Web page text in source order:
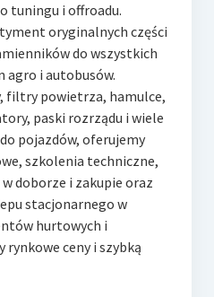
tuningu i offroadu.
oryginalnych części
do wszystkich
agro i autobusów.
filtry powietrza, hamulce,
paski rozrządu i wiele
pojazdów, oferujemy
szkolenia techniczne,
doborze i zakupie oraz
stacjonarnego w
hurtowych i
ceny i szybką